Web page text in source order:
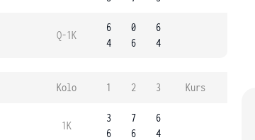
Q-1K
6
4
0
6
6
4
Kolo 1 2 3 Kurs
1K
3
6
7
6
6
4